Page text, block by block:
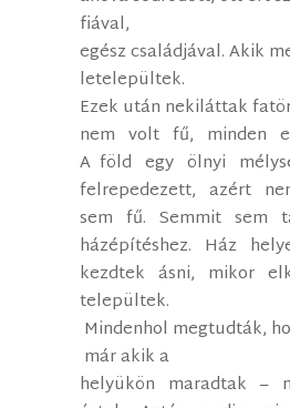
fiával,
egész családjával. Akik
letelepültek.
Ezek után nekiláttak
nem volt fű, minden
A föld egy ölnyi
felrepedezett, azért
sem fű. Semmit sem
házépítéshez. Ház
kezdtek ásni, mikor
települtek.
Mindenhol megtudták,
már akik a
helyükön maradtak –